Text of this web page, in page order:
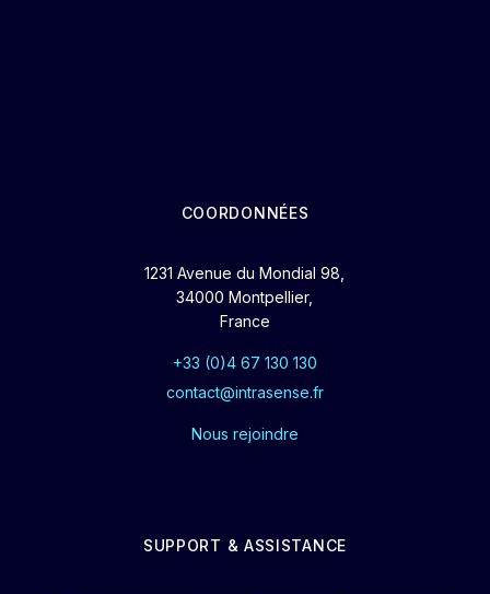
COORDONNÉES
1231 Avenue du Mondial 98,
34000 Montpellier,
France
+33 (0)4 67 130 130
contact@intrasense.fr
Nous rejoindre
SUPPORT & ASSISTANCE